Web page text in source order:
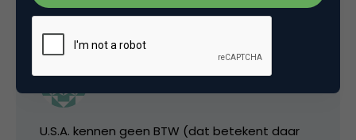
U.S.A. kennen geen BTW (dat betekent daar